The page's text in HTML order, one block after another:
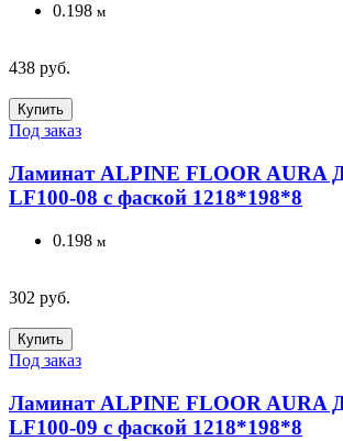
0.198 м
438 руб.
Купить
Под заказ
Ламинат ALPINE FLOOR AURA
LF100-08 с фаской 1218*198*8
0.198 м
302 руб.
Купить
Под заказ
Ламинат ALPINE FLOOR AURA
LF100-09 с фаской 1218*198*8